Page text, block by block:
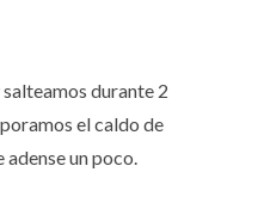
durante 2
el caldo de
adense un poco.